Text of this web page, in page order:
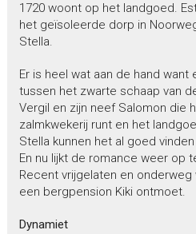
1720 woont op het landgoed.
het geïsoleerde dorp in
Stella.
Er is heel wat aan de hand
tussen het zwarte schaap van
Vergil en zijn neef Salomon die
zalmkwekerij runt en het
Stella kunnen het al goed
En nu lijkt de romance weer op
Recent vrijgelaten en onderweg
een bergpension Kiki ontmoet.
Dynamiet